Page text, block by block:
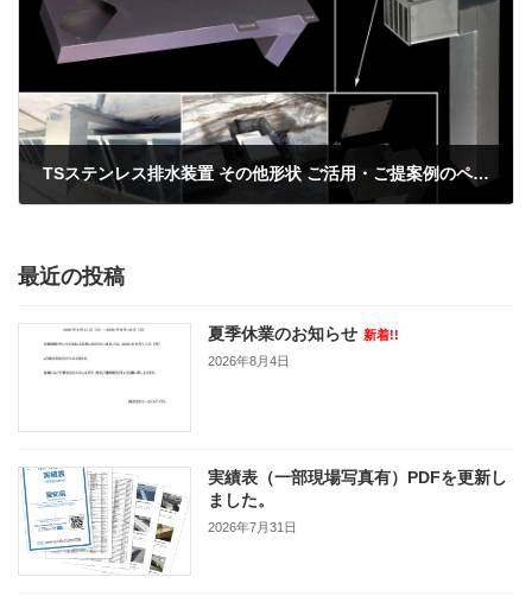
TSステンレス排水装置 その他形状 ご活用・ご提案例のページを更新しました。
最近の投稿
夏季休業のお知らせ 新着!!
2026年8月4日
実績表（一部現場写真有）PDFを更新し
ました。
2026年7月31日